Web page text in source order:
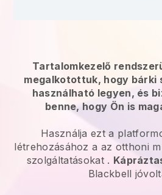
Tartalomkezelő
megalkotottuk, hogy bárki
használható legyen, és
benne, hogy Ön is
Használja ezt a
létrehozásához a az otthoni
szolgáltatásokat.
Blackbell